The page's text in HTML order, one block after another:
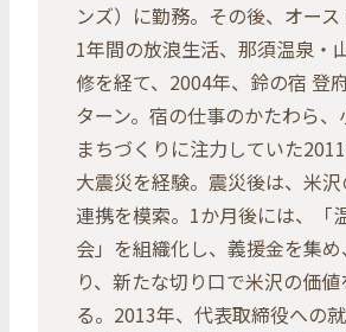
ンズ）に勤務。その後、オー
1年間の放浪生活、那須温泉・
修を経て、2004年、鈴の宿 登
ターン。宿の仕事のかたわら
まちづくりに注力していた
大震災を経験。震災後は、米
連携を模索。1か月後には、「
会」を組織化し、義援金を集
り、新たな切り口で米沢の価
る。2013年、代表取締役への